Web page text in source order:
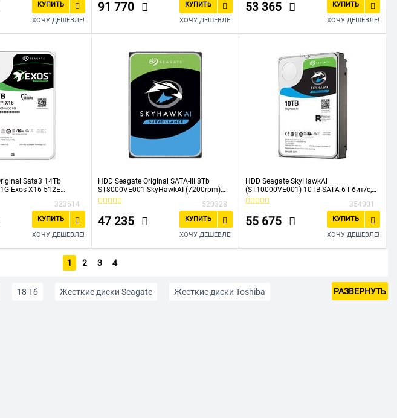
КУПИТЬ
ХОЧУ ДЕШЕВЛЕ!
91 770
КУПИТЬ
ХОЧУ ДЕШЕВЛЕ!
53 365
КУПИТЬ
ХОЧУ ДЕШЕВЛЕ!
Sata3 14Tb
Exos X16 512E
3.5"
323614
КУПИТЬ
ХОЧУ ДЕШЕВЛЕ!
HDD Seagate Original SATA-III 8Tb
ST8000VE001 SkyHawkAI (7200rpm)
256Mb 3.5"
520328
47 235
КУПИТЬ
ХОЧУ ДЕШЕВЛЕ!
HDD Seagate SkyHawkAl
(ST10000VE001) 10TB SATA 6 Гбит/с,
7200 rpm, 256 mb buffer, для
354001
55 675
КУПИТЬ
ХОЧУ ДЕШЕВЛЕ!
1 2 3 4
18 Тб Жесткие диски Seagate Жесткие диски Toshiba РАЗВЕРНУТЬ